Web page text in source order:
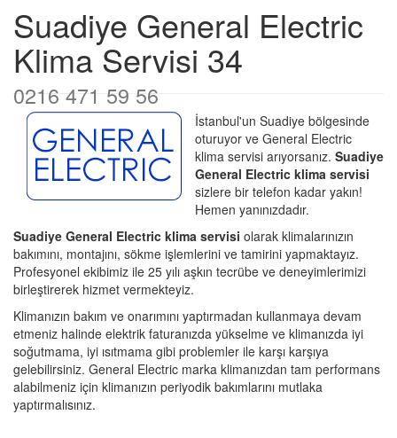
Suadiye General Electric
Klima Servisi 34
0216 471 59 56
İstanbul'un Suadiye bölgesinde
oturuyor ve General Electric
klima servisi arıyorsanız. Suadiye
General Electric klima servisi
sizlere bir telefon kadar yakın!
Hemen yanınızdadır.
Suadiye General Electric klima servisi olarak klimalarınızın
bakımını, montajını, sökme işlemlerini ve tamirini yapmaktayız.
Profesyonel ekibimiz ile 25 yılı aşkın tecrübe ve deneyimlerimizi
birleştirerek hizmet vermekteyiz.
Klimanızın bakım ve onarımını yaptırmadan kullanmaya devam
etmeniz halinde elektrik faturanızda yükselme ve klimanızda iyi
soğutmama, iyi ısıtmama gibi problemler ile karşı karşıya
gelebilirsiniz. General Electric marka klimanızdan tam performans
alabilmeniz için klimanızın periyodik bakımlarını mutlaka
yaptırmalısınız.